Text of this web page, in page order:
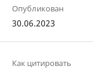
Опубликован
30.06.2023
Как цитировать